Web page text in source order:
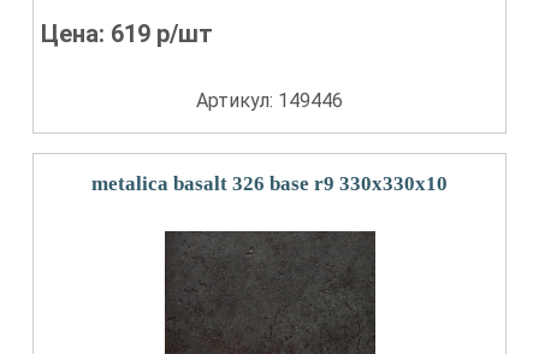
Цена: 619 р/шт
Артикул: 149446
metalica basalt 326 base r9 330x330x10